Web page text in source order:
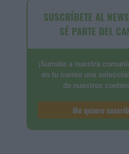
SUSCRÍBETE AL
SÉ PARTE DEL
¡Sumate a nuestra
en tu correo una
de nuestros
Me quiero